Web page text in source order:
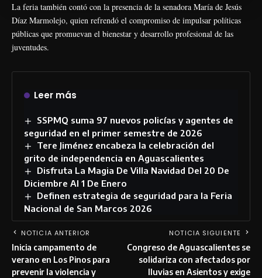
La feria también contó con la presencia de la senadora María de Jesús
Díaz Marmolejo, quien refrendó el compromiso de impulsar políticas
públicas que promuevan el bienestar y desarrollo profesional de las
juventudes.
Leer más
SSPMQ suma 97 nuevos policías y agentes de
seguridad en el primer semestre de 2026
Tere Jiménez encabeza la celebración del
grito de independencia en Aguascalientes
Disfruta La Magia De Villa Navidad Del 20 De
Diciembre Al 1 De Enero
Definen estrategia de seguridad para la Feria
Nacional de San Marcos 2026
NOTICIA ANTERIOR
Inicia campamento de
verano en Los Pinos para
prevenir la violencia y
NOTICIA SIGUIENTE
Congreso de Aguascalientes se
solidariza con afectados por
lluvias en Asientos y exige